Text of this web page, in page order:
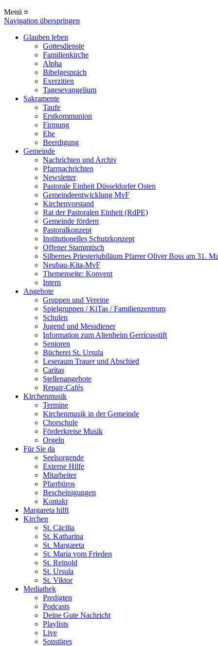
Menü ≡
Navigation überspringen
Glauben leben
Gottesdienste
Familienkirche
Alpha
Bibelgespräch
Exerzitien
Tagesevangelium
Sakramente
Taufe
Erstkommunion
Firmung
Ehe
Beerdigung
Gemeinde
Nachrichten und Archiv
Pfarrnachrichten
Newsletter
Pastorale Einheit Düsseldorfer Osten
Gemeindeentwicklung MvF
Kirchenvorstand
Rat der Pastoralen Einheit (RdPE)
Gemeinde fördern
Pastoralkonzept
Institutionelles Schutzkonzept
Offener Stammtisch
Silbernes Priesterjubiläum Pfarrer Oliver Boss am 31.
Neubau-Kita-MvF
Themenseite: Konvent
Intern
Angebote
Gruppen und Vereine
Spielgruppen / KiTas / Familienzentrum
Schulen
Jugend und Messdiener
Information zum Altenheim Gerricusstift
Senioren
Bücherei St. Ursula
Leseraum Trauer und Abschied
Caritas
Stellenangebote
Repair-Cafés
Kirchenmusik
Termine
Kirchenmusik in der Gemeinde
Chorschule
Förderkreise Musik
Orgeln
Für Sie da
Seelsorgende
Externe Hilfe
Mitarbeiter
Pfarrbüros
Bescheinigungen
Kontakt
Margareta hilft
Kirchen
St. Cäcilia
St. Katharina
St. Margareta
St. Maria vom Frieden
St. Reinold
St. Ursula
St. Viktor
Mediathek
Predigten
Podcasts
Deine Gute Nachricht
Playlists
Live
Sonstiges